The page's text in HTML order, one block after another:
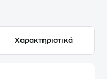
Χαρακτηριστικά